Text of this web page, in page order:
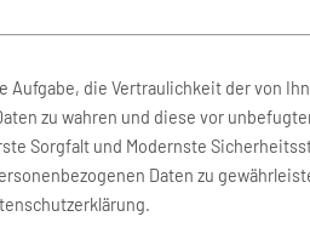
Air Do
Air Japan
Aufgabe, die Vertraulichkeit der von
zu wahren und diese vor
Sorgfalt und Modernste
Daten zu